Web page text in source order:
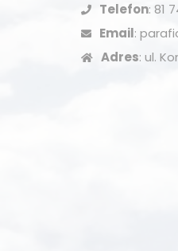
Telefon: 81
Email:
Adres: ul.